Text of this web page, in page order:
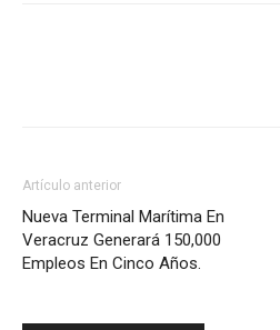
Artículo anterior
Nueva Terminal Marítima En
Veracruz Generará 150,000
Empleos En Cinco Años.